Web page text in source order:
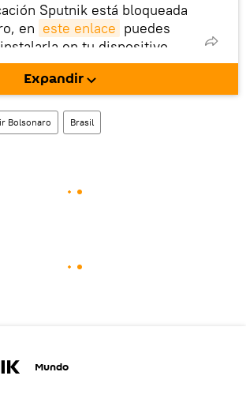
Sputnik está bloqueada
en este enlace puedes
en tu dispositivo
Android!).
una cuenta en la red
.
Expandir
Bolsonaro Brasil
Mundo